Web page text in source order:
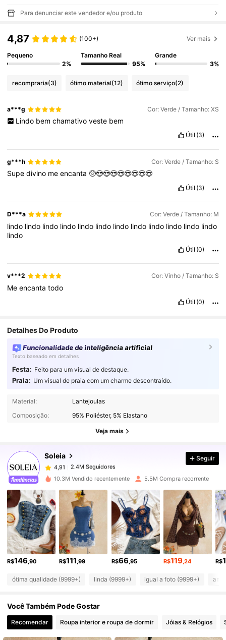
Para denunciar este vendedor e/ou produto
4,87 (100+) Ver mais
Pequeno
2%
Tamanho Real
95%
Grande
3%
recompraria(3) ótimo material(12) ótimo serviço(2)
a***g Cor: Verde / Tamanho: XS
Lindo bem chamativo veste bem
Útil (3)
g***h Cor: Verde / Tamanho: S
Supedivino meencanta🥺😍😍😍😍😍😍😍😍
Útil (3)
D***a Cor: Verde / Tamanho: M
lindo lindo lindo lindo lindo lindo lindo lindo lindo lindo lindo lindo
lindo
Útil (0)
v***2 Cor: Vinho / Tamanho: S
Meencantatodo
Útil (0)
Detalhes Do Produto
Funcionalidade de inteligência artificial
Texto baseado em detalhes
Festa: Feito para um visual de destaque.
Praia: Um visual de praia com um charme descontraído.
Material:
Lantejoulas
Composição:
95% Poliéster, 5% Elastano
Veja mais
Soleia
2.4M Seguidores
4,91
2.4M Seguidores
h***7 pago1 dia atrás
4,91 2.4M Seguidores
4,91 2.4M Seguidores
4,91 2.4M Seguidores
2.4M Seguidores
Seguir
10.3M Vendido recentemente 5.5M Compra recorrente
R$146,90 R$111,99 R$66,95 R$119,24 R$
ótima qualidade (9999+) linda (9999+) igual a foto (9999+)
Você Também Pode Gostar
Recomendar Roupa interior e roupa de dormir Jóias & Relógios